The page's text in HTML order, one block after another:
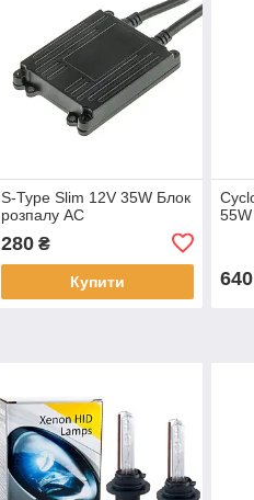
S-Type Slim 12V 35W Блок
розпалу AC
280₴
Купити 640